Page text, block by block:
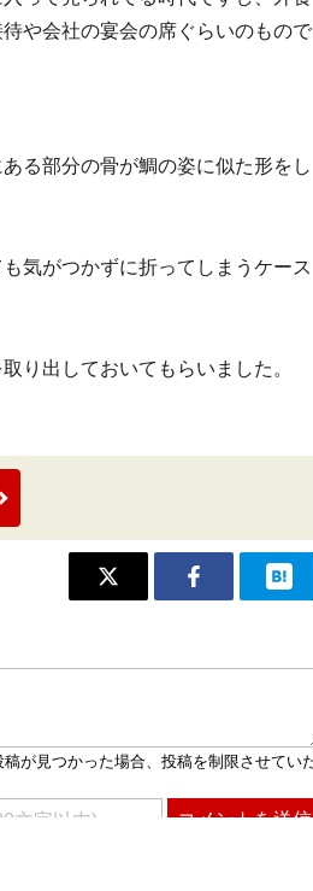
や会社の宴会の席ぐらいのもので
る部分の骨が鯛の姿に似た形をし
気がつかずに折ってしまうケース
り出しておいてもらいました。